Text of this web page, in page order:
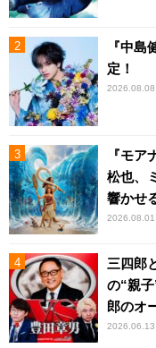
『中
定！
2026.08.08
『モ
松也、
響かせ
2026.08.01
三四郎
の“親
郎のオ
2026.06.13